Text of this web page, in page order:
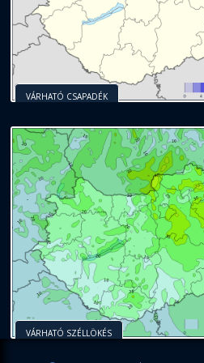
VÁRHATÓ CSAPADÉK
VÁRHATÓ SZÉLLÖKÉS